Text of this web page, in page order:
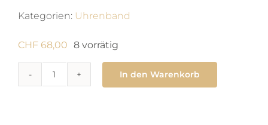
Kategorien: Uhrenband
CHF68,00 8 vorrätig
In den Warenkorb